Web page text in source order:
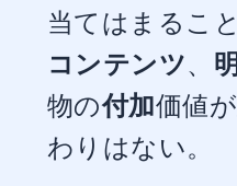
当てはまるこ
コンテンツ、
物の付加価値
わりはない。